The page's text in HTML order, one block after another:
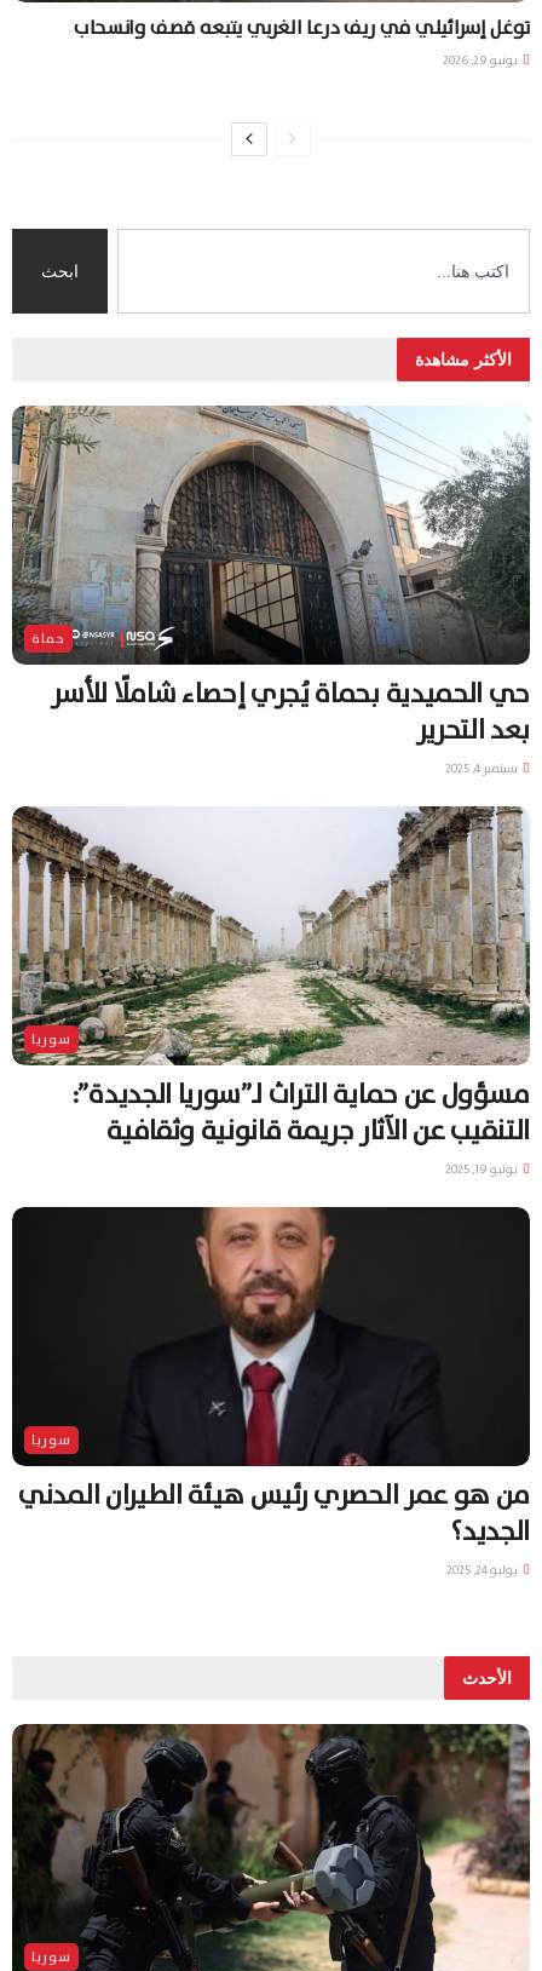
توغل إسرائيلي في ريف درعا الغربي يتبعه قصف وانسحاب
يونيو 29, 2026
ابحث
الأكثر مشاهدة
حماة
حي الحميدية بحماة يُجري إحصاء شاملًا للأسر
بعد التحرير
سبتمبر 4, 2025
سوريا
مسؤول عن حماية التراث لـ”سوريا الجديدة”:
التنقيب عن الآثار جريمة قانونية وثقافية
يونيو 19, 2025
سوريا
من هو عمر الحصري رئيس هيئة الطيران المدني
الجديد؟
يوليو 24, 2025
الأحدث
سوريا